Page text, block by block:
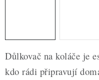
Nepřevzetí zásilky na
Hodnocení obchodu
Blog
Podmínky ochrany osobních
Důlkovač na koláče je
kdo rádi připravují